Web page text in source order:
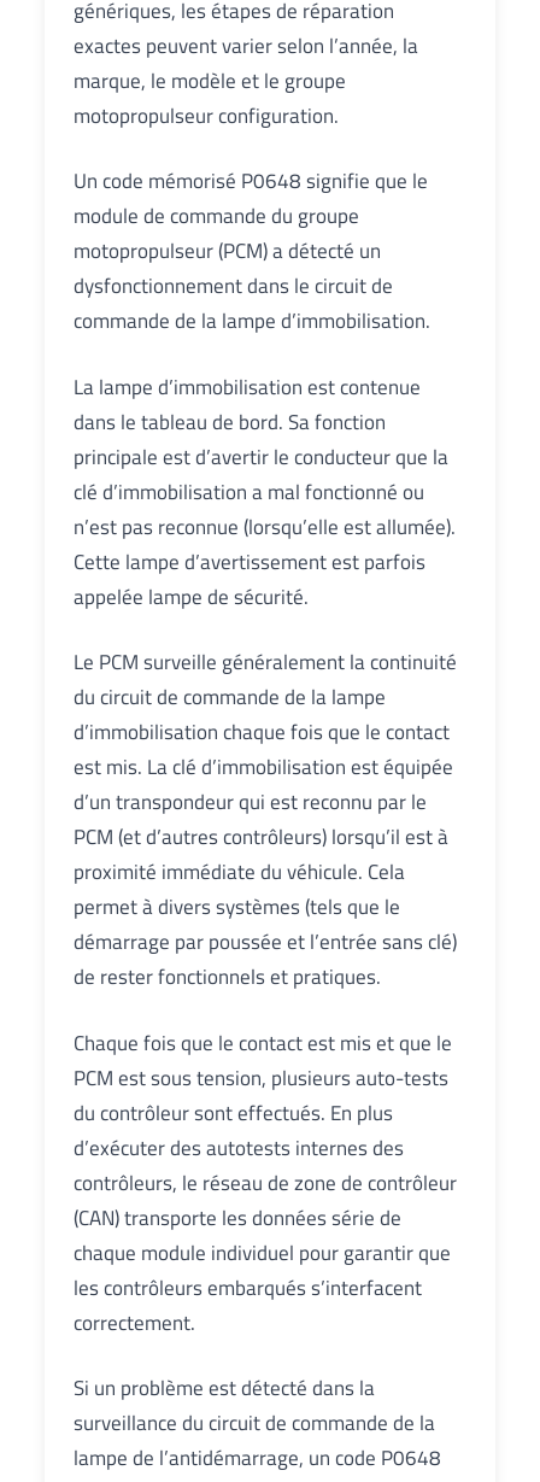
génériques, les étapes de réparation
exactes peuvent varier selon l’année, la
marque, le modèle et le groupe
motopropulseur configuration.
Un code mémorisé P0648 signifie que le
module de commande du groupe
motopropulseur (PCM) a détecté un
dysfonctionnement dans le circuit de
commande de la lampe d’immobilisation.
La lampe d’immobilisation est contenue
dans le tableau de bord. Sa fonction
principale est d’avertir le conducteur que la
clé d’immobilisation a mal fonctionné ou
n’est pas reconnue (lorsqu’elle est allumée).
Cette lampe d’avertissement est parfois
appelée lampe de sécurité.
Le PCM surveille généralement la continuité
du circuit de commande de la lampe
d’immobilisation chaque fois que le contact
est mis. La clé d’immobilisation est équipée
d’un transpondeur qui est reconnu par le
PCM (et d’autres contrôleurs) lorsqu’il est à
proximité immédiate du véhicule. Cela
permet à divers systèmes (tels que le
démarrage par poussée et l’entrée sans clé)
de rester fonctionnels et pratiques.
Chaque fois que le contact est mis et que le
PCM est sous tension, plusieurs auto-tests
du contrôleur sont effectués. En plus
d’exécuter des autotests internes des
contrôleurs, le réseau de zone de contrôleur
(CAN) transporte les données série de
chaque module individuel pour garantir que
les contrôleurs embarqués s’interfacent
correctement.
Si un problème est détecté dans la
surveillance du circuit de commande de la
lampe de l’antidémarrage, un code P0648